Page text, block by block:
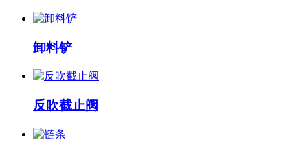
卸料铲
反吹截止阀